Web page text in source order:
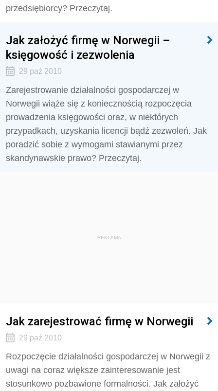
przedsiębiorcy? Przeczytaj.
Jak założyć firmę w Norwegii –
księgowość i zezwolenia
29 paź 2010
Zarejestrowanie działalności gospodarczej w
Norwegii wiąże się z koniecznością rozpoczęcia
prowadzenia księgowości oraz, w niektórych
przypadkach, uzyskania licencji bądź zezwoleń. Jak
poradzić sobie z wymogami stawianymi przez
skandynawskie prawo? Przeczytaj.
REKLAMA
Jak zarejestrować firmę w Norwegii
29 paź 2010
Rozpoczęcie działalności gospodarczej w Norwegii z
uwagi na coraz większe zainteresowanie jest
stosunkowo pozbawione formalności. Jak założyć